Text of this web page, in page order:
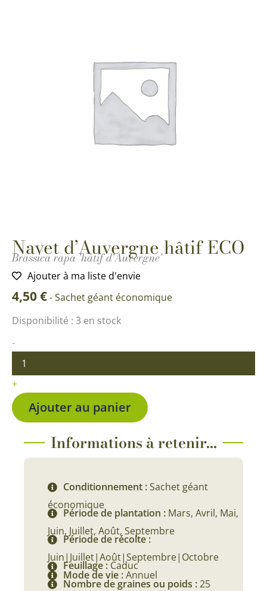
Navet d’Auvergne hâtif ECO
Brassica rapa 'hâtif d'Auvergne'
Ajouter à ma liste d'envie
4,50€-Sachet géant économique
Disponibilité : 3 en stock
-
quantité
Navet
d'Auvergne
hâtif
ECO
+
Ajouter au panier
Informations à retenir...
Conditionnement :Sachet géant
économique
Période de plantation : Mars, Avril, Mai,
Juin, Juillet, Août, Septembre
Période de récolte :
Juin|Juillet|Août|Septembre|Octobre
Feuillage : Caduc
Mode de vie :Annuel
Nombre de graines ou poids :25